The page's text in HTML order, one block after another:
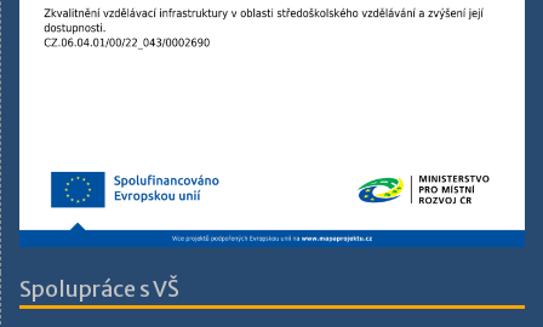
Spolupráce s VŠ